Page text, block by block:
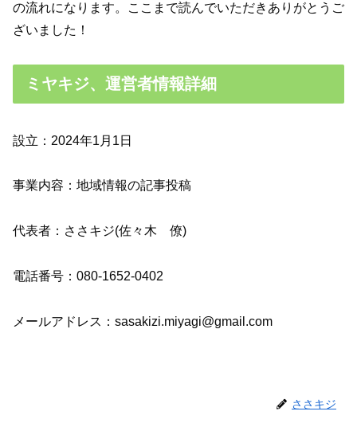
の流れになります。ここまで読んでいただきありがとうご
ざいました！
ミヤキジ、運営者情報詳細
設立：2024年1月1日
事業内容：地域情報の記事投稿
代表者：ささキジ(佐々木 僚)
電話番号：080-1652-0402
メールアドレス：sasakizi.miyagi@gmail.com
ささキジ